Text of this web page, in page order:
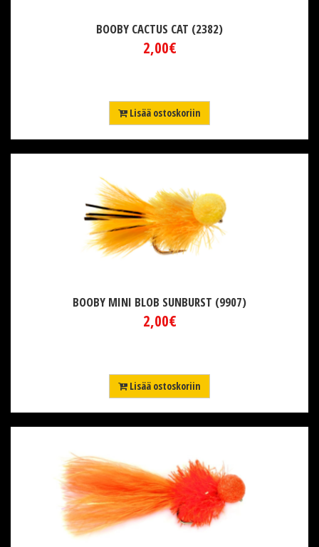
BOOBY CACTUS CAT (2382)
2,00€
Lisää ostoskoriin
BOOBY MINI BLOB SUNBURST (9907)
2,00€
Lisää ostoskoriin